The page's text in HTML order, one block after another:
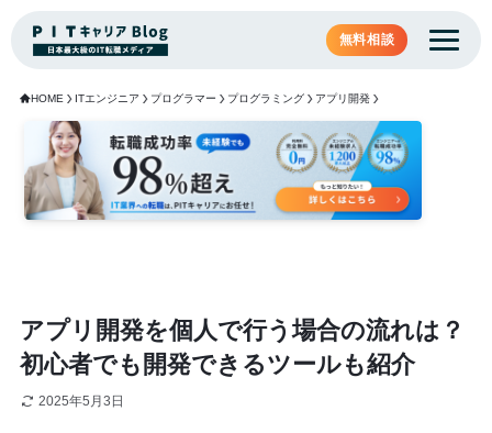
無料相談
HOME ITエンジニア プログラマー プログラミング アプリ開発
アプリ開発を個人で行う場合の流れは？
初心者でも開発できるツールも紹介
2025年5月3日